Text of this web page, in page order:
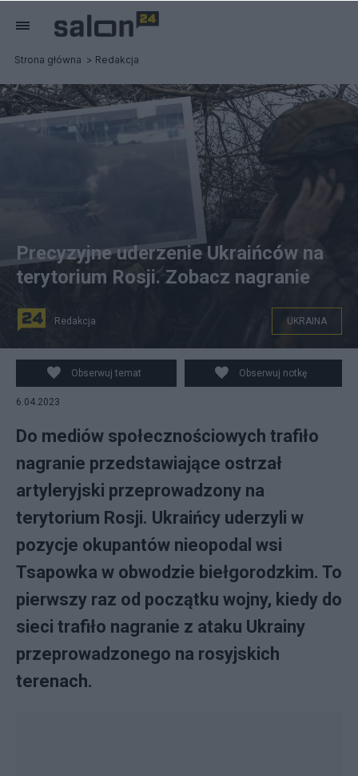
Strona główna Redakcja
Kadr z nagrania przedstawiający atak na terytorium Rosji
(L), ukraińscy żołnierze w okolicach Bachmutu (P) /
źródło: Telegram, PAP/EPA
Precyzyjne uderzenie Ukraińców na
terytorium Rosji. Zobacz nagranie
Redakcja UKRAINA
Obserwuj temat Obserwuj notkę
6.04.2023
Do mediów społecznościowych trafiło
nagranie przedstawiające ostrzał
artyleryjski przeprowadzony na
terytorium Rosji. Ukraińcy uderzyli w
pozycje okupantów nieopodal wsi
Tsapowka w obwodzie biełgorodzkim. To
pierwszy raz od początku wojny, kiedy do
sieci trafiło nagranie z ataku Ukrainy
przeprowadzonego na rosyjskich
terenach.